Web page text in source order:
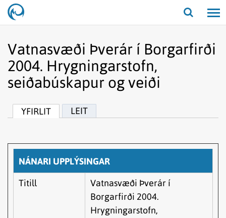
Opna/
Vatnasvæði Þverár í Borgarfirði
2004. Hrygningarstofn,
seiðabúskapur og veiði
YFIRLIT LEIT
NÁNARI UPPLÝSINGAR
Titill
Vatnasvæði Þverár í
Borgarfirði 2004.
Hrygningarstofn,